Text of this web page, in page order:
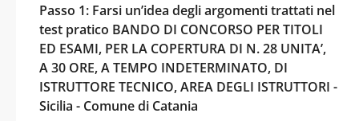
Passo 1: Farsi un’idea degli argomenti trattati nel
test pratico BANDO DI CONCORSO PER TITOLI
ED ESAMI, PER LA COPERTURA DI N. 28 UNITA’,
A 30 ORE, A TEMPO INDETERMINATO, DI
ISTRUTTORE TECNICO, AREA DEGLI ISTRUTTORI -
Sicilia - Comune di Catania